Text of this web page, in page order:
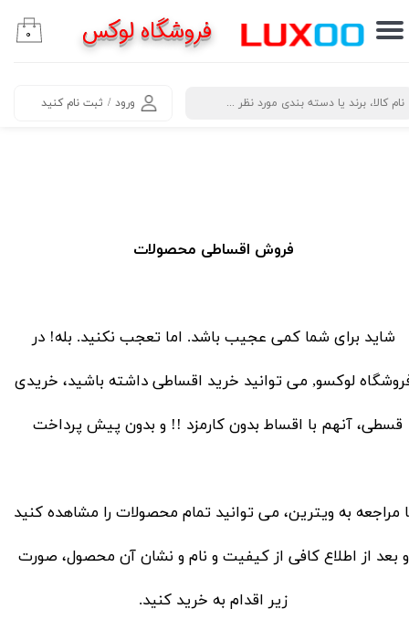
​جستجو ورود / ثبت نام کنید
حساب کاربری من
۰ فروشگاه لوکس
فروش اقساطی محصولات
شاید برای شما کمی عجیب باشد. اما تعجب نکنید. بله! در
لوکسو, می توانید خرید اقساطی داشته باشید، خریدی
قسطی، آنهم با اقساط بدون کارمزد !! و بدون پیش پرداخت
مراجعه به ویترین، می توانید تمام محصولات را مشاهده کنید
و بعد از اطلاع کافی از کیفیت و نام و نشان آن محصول، صورت
زیر اقدام به خرید کنید.